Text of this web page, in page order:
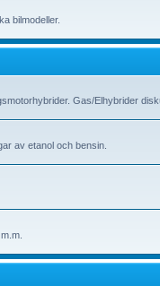
bilmodeller.
Gas/Elhybrider
av etanol och bensin.